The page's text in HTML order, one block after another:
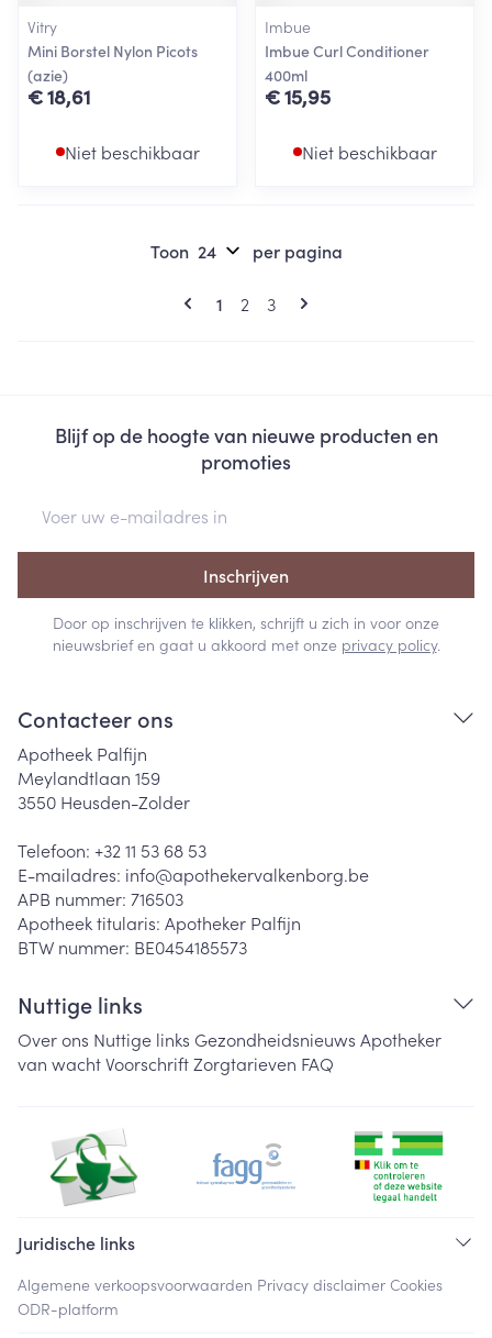
Vitry
Mini Borstel Nylon Picots
(azie)
€ 18,61
Niet beschikbaar
Imbue
Imbue Curl Conditioner
400ml
€ 15,95
Niet beschikbaar
Pagina's
U lees momenteel pagina
1 Pagina
2 Pagina
3
Toon per pagina
Blijf op de hoogte van nieuwe producten en
promoties
Inschrijven
Door op inschrijven te klikken, schrijft u zich in voor onze
nieuwsbrief en gaat u akkoord met onze privacy policy.
Contacteer ons
Apotheek Palfijn
Meylandtlaan 159
3550 Heusden-Zolder
Telefoon: +32 11 53 68 53
E-mailadres: info@apothekervalkenborg.be
APB nummer: 716503
Apotheek titularis: Apotheker Palfijn
BTW nummer: BE0454185573
Nuttige links
Over ons Nuttige links Gezondheidsnieuws Apotheker
van wachtVoorschriftZorgtarieven FAQ
Juridische links
Algemene verkoopsvoorwaarden Privacy disclaimer Cookies
ODR-platform